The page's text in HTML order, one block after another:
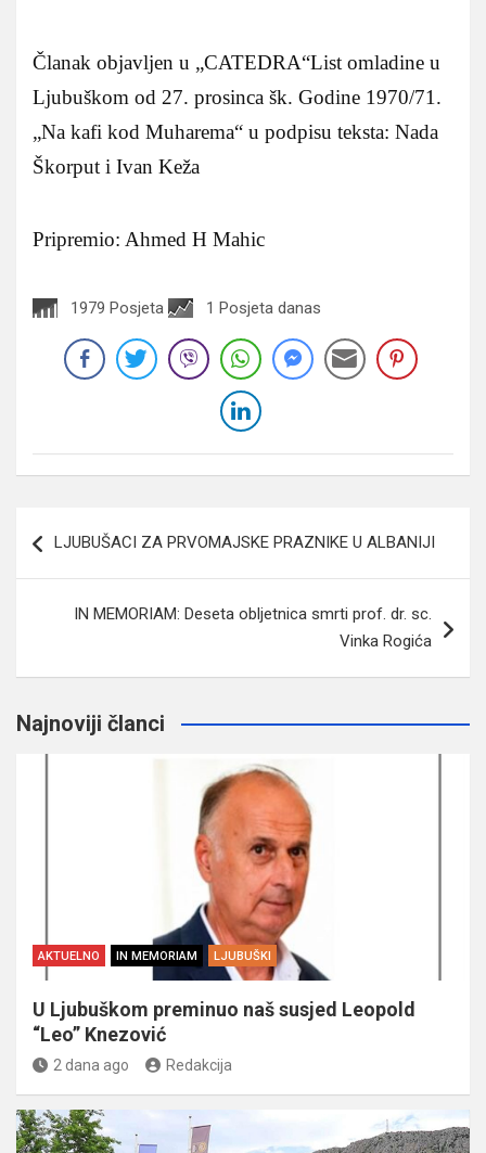
Članak objavljen u „CATEDRA“List omladine u
Ljubuškom od 27. prosinca šk. Godine 1970/71.
„Na kafi kod Muharema“ u podpisu teksta: Nada
Škorput i Ivan Keža
Pripremio: Ahmed H Mahic
1979 Posjeta 1 Posjeta danas
članaka
LJUBUŠACI ZA PRVOMAJSKE PRAZNIKE U ALBANIJI
IN MEMORIAM: Deseta obljetnica smrti prof. dr. sc.
Vinka Rogića
Najnoviji članci
AKTUELNO IN MEMORIAM LJUBUŠKI
U Ljubuškom preminuo naš susjed Leopold
“Leo” Knezović
2 dana ago Redakcija